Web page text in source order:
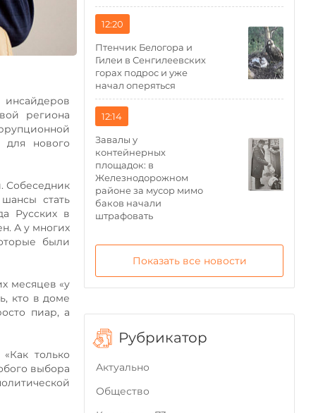
региона
нового
Собеседник
стать
Русских в
А у многих
были
месяцев «у
кто в доме
пиар, а
только
выбора
12:20
Птенчик Белогора и
Гилеи в Сенгилеевских
горах подрос и уже
начал оперяться
12:14
Завалы у
контейнерных
площадок: в
Железнодорожном
районе за мусор мимо
баков начали
штрафовать
Показать все новости
Рубрикатор
Актуально
Общество